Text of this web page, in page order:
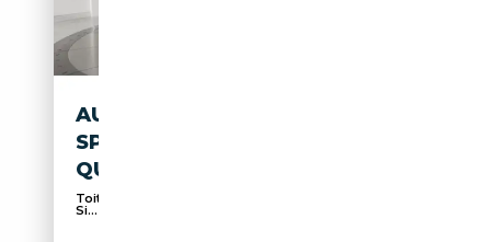
AUDI Q8 E-TRON Q8
SPORTBACK E-TRON 50
QUATTRO S-LINE AHK MATRIX
Toit panoramique, Attache remorque, Pack Sport,
Si...